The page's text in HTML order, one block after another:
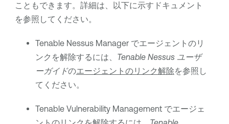
こともできます。詳細は、以下に示すドキュメント
を参照してください。
Tenable Nessus Managerでエージェントのリ
ンクを解除するには、 Tenable Nessusユーザ
ーガイドのエージェントのリンク解除を参照し
てください。
Tenable Vulnerability Managementでエージェ